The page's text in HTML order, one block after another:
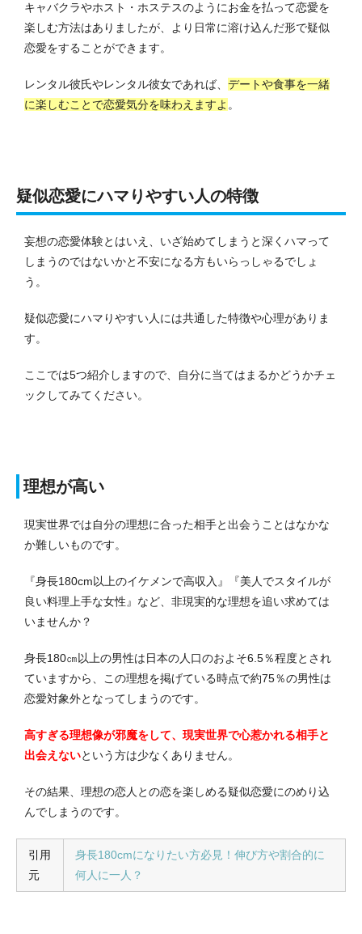
キャバクラやホスト・ホステスのようにお金を払って恋愛を
楽しむ方法はありましたが、より日常に溶け込んだ形で疑似
恋愛をすることができます。
レンタル彼氏やレンタル彼女であれば、 デートや食事を一緒
に楽しむことで恋愛気分を味わえますよ 。
疑似恋愛にハマりやすい人の特徴
妄想の恋愛体験とはいえ、いざ始めてしまうと深くハマって
しまうのではないかと不安になる方もいらっしゃるでしょ
う。
疑似恋愛にハマりやすい人には共通した特徴や心理がありま
す。
ここでは5つ紹介しますので、自分に当てはまるかどうかチェ
ックしてみてください。
理想が高い
現実世界では自分の理想に合った相手と出会うことはなかな
か難しいものです。
『身長180cm以上のイケメンで高収入』『美人でスタイルが
良い料理上手な女性』など、非現実的な理想を追い求めては
いませんか？
身長180㎝以上の男性は日本の人口のおよそ6.5％程度とされ
ていますから、この理想を掲げている時点で約75％の男性は
恋愛対象外となってしまうのです。
高すぎる理想像が邪魔をして、現実世界で心惹かれる相手と
出会えないという方は少なくありません。
その結果、理想の恋人との恋を楽しめる疑似恋愛にのめり込
んでしまうのです。
引用
元
身長180cmになりたい方必見！伸び方や割合的に
何人に一人？